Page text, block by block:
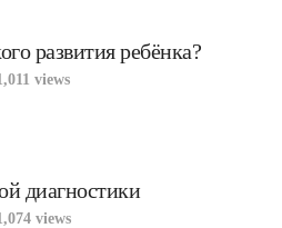
развития ребёнка?
views
диагностики
views